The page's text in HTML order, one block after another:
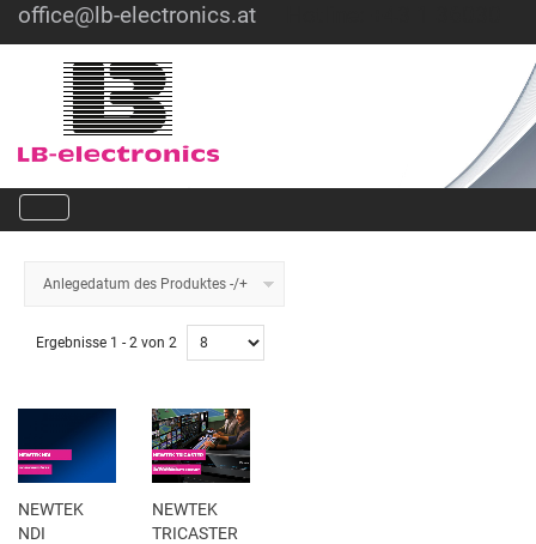
office@lb-electronics.at
Anlegedatum des Produktes -/+
Ergebnisse 1 - 2 von 2
NEWTEK
NDI
NEWTEK
TRICASTER